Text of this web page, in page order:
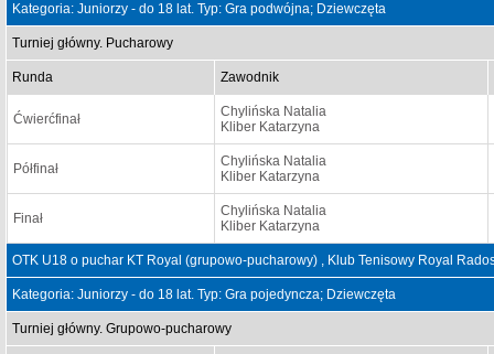
Kategoria: Juniorzy - do 18 lat. Typ: Gra podwójna; Dziewczęta
Turniej główny. Pucharowy
Runda Zawodnik
Ćwierćfinał
Chylińska Natalia
Kliber Katarzyna
Półfinał
Chylińska Natalia
Kliber Katarzyna
Finał
Chylińska Natalia
Kliber Katarzyna
OTK U18 o puchar KT Royal (grupowo-pucharowy) , Klub Tenisowy Royal
Kategoria: Juniorzy - do 18 lat. Typ: Gra pojedyncza; Dziewczęta
Turniej główny. Grupowo-pucharowy